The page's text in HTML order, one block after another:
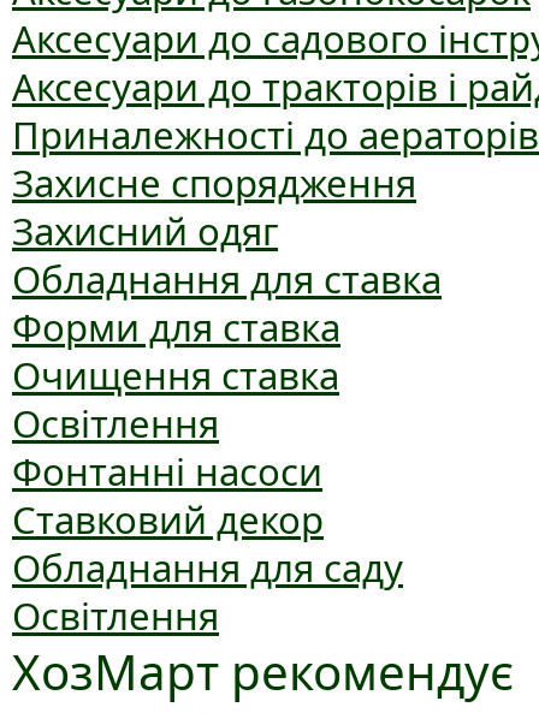
Аксесуари до садового
Аксесуари до тракторів і
Приналежності до аераторів
Захисне спорядження
Захисний одяг
Обладнання для ставка
Форми для ставка
Очищення ставка
Освітлення
Фонтанні насоси
Ставковий декор
Обладнання для саду
Освітлення
ХозМарт рекомендує